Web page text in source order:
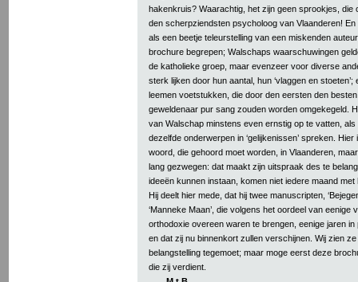
hakenkruis? Waarachtig, het zijn geen sprookjes, die
den scherpziendsten psycholoog van Vlaanderen!
als een beetje teleurstelling van een miskenden
brochure begrepen; Walschaps waarschuwingen
de katholieke groep, maar evenzeer voor diverse
sterk lijken door hun aantal, hun ‘vlaggen en
leemen voetstukken, die door den eersten den
geweldenaar pur sang zouden worden omgekegeld.
van Walschap minstens even ernstig op te vatten,
dezelfde onderwerpen in ‘gelijkenissen’ spreken.
woord, die gehoord moet worden, in Vlaanderen,
lang gezwegen: dat maakt zijn uitspraak des te
ideeën kunnen instaan, komen niet iedere maand
Hij deelt hier mede, dat hij twee manuscripten,
‘Manneke Maan’, die volgens het oordeel van eenige
orthodoxie overeen waren te brengen, eenige jaren in
en dat zij nu binnenkort zullen verschijnen. Wij zien
belangstelling tegemoet; maar moge eerst deze
die zij verdient.